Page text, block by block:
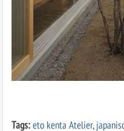
Tags:eto kenta Atelier,